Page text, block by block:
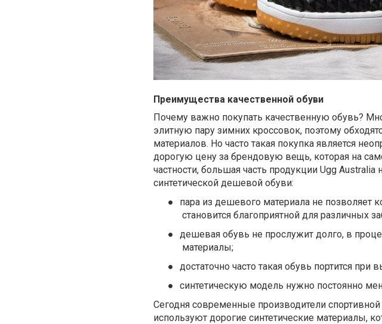
Преимущества качественной обуви
Почему важно покупать качественную обувь?
элитную пару зимних кроссовок, поэтому
материалов. Но часто такая покупка является
дорогую цену за брендовую вещь, которая на
частности, большая часть продукции Ugg
синтетической дешевой обуви:
●
пара из дешевого материала не
становится благоприятной для различных
●
дешевая обувь не прослужит долго, в
материалы;
●
достаточно часто такая обувь портится при
●
синтетическую модель нужно постоянно
Сегодня современные производители
используют дорогие синтетические материалы,